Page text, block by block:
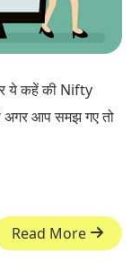
ये कहें की Nifty
आप समझ गए तो
Read More